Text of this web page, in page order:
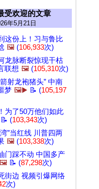
受欢迎的文章
年5月21日
这份上！习与鲁比
🖼️ (106,933次)
龙脉断裂惊现干枯
联想 🖼️ (105,310次)
射龙袍猪头” 中南
梦 🖼️▶️ 📝 (105,197
为了50万他们如此
📝 (103,343次)
”当红线 川普四两
🖼️ (103,338次)
门踩不动 中国多产
🖼️ 📝 (87,298次)
街边 视频引爆网络
次)